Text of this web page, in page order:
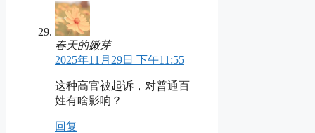
春天的嫩芽
2025年11月29日 下午11:55
这种高官被起诉，对普通百
姓有啥影响？
回复